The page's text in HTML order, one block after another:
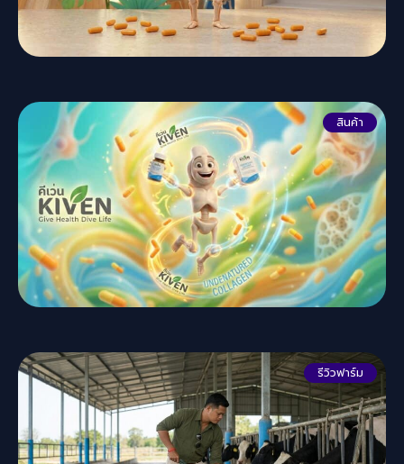
สินค้า
รีวิวฟาร์ม